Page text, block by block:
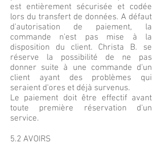
est entièrement sécurisée et codée
lors du transfert de données. A défaut
d'autorisation de paiement, la
commande n'est pas mise à la
disposition du client. Christa B. se
réserve la possibilité de ne pas
donner suite à une commande d'un
client ayant des problèmes qui
seraient d'ores et déjà survenus.
Le paiement doit être effectif avant
toute première réservation d'un
service.
5.2 AVOIRS